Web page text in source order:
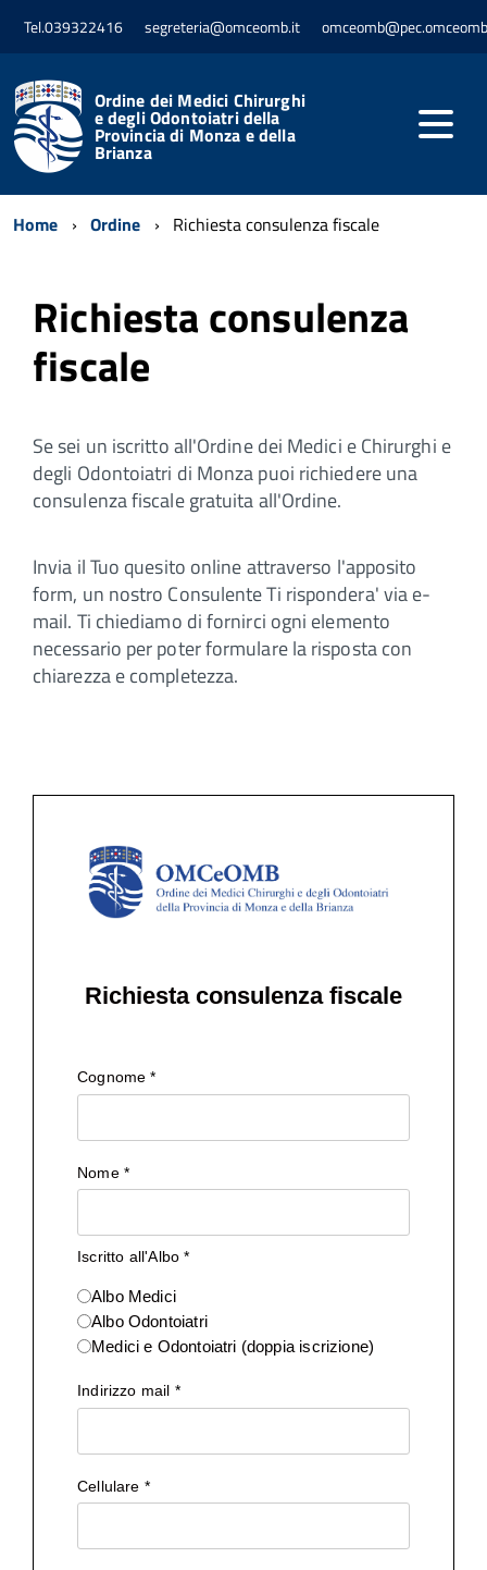
Tel.039322416 segreteria@omceomb.it
Ordine dei Medici Chirurghi
e degli Odontoiatri della
Provincia di Monza e della
Brianza
Home Ordine Richiesta consulenza fiscale
Richiesta consulenza
fiscale
Se sei un iscritto all'Ordine dei Medici e Chirurghi e
degli Odontoiatri di Monza puoi richiedere una
consulenza fiscale gratuita all'Ordine.
Invia il Tuo quesito online attraverso l'apposito
form, un nostro Consulente Ti rispondera' via e-
mail. Ti chiediamo di fornirci ogni elemento
necessario per poter formulare la risposta con
chiarezza e completezza.
Richiesta consulenza fiscale
Cognome*
Nome *
Iscritto all'Albo*
Albo Medici
Albo Odontoiatri
Medici e Odontoiatri (doppia iscrizione)
Indirizzo mail *
Cellulare *